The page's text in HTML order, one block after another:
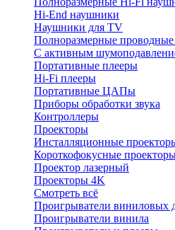
Hi-End наушники
Наушники для TV
Полноразмерные
С активным
Портативные плееры
Hi-Fi плееры
Портативные ЦАПы
Приборы обработки звука
Контроллеры
Проекторы
Инсталляционные
Короткофокусные
Проектор лазерный
Проекторы 4K
Смотреть всё
Проигрыватели виниловых
Проигрыватели винила